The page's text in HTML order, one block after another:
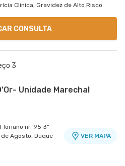
Clinica, Gravidez de Alto Risco
CONSULTA
3
Unidade Marechal
nr. 95 3º
Agosto, Duque
VER MAPA